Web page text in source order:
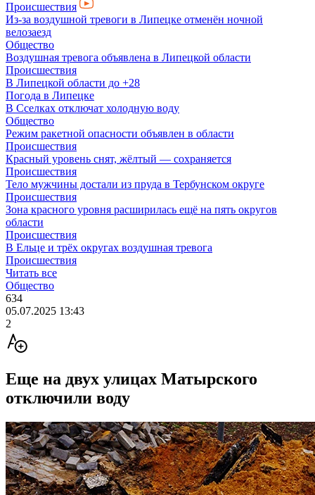
Происшествия
Из-за воздушной тревоги в Липецке отменён ночной
велозаезд
Общество
Воздушная тревога объявлена в Липецкой области
Происшествия
В Липецкой области до +28
Погода в Липецке
В Сселках отключат холодную воду
Общество
Режим ракетной опасности объявлен в области
Происшествия
Красный уровень снят, жёлтый — сохраняется
Происшествия
Тело мужчины достали из пруда в Тербунском округе
Происшествия
Зона красного уровня расширилась ещё на пять округов
области
Происшествия
В Ельце и трёх округах воздушная тревога
Происшествия
Читать все
Общество
634
05.07.2025 13:43
2
Еще на двух улицах Матырского
отключили воду